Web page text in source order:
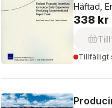
Häftad,
338 kr
Tillfälligt